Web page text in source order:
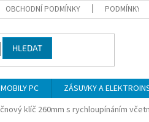
OBCHODNÍ PODMÍNKY PODMÍNKY
HLEDAT
PC
ZÁSUVKY A
klíč 260mm s rychloupínáním